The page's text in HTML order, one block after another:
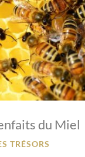
du Miel
TRÉSORS